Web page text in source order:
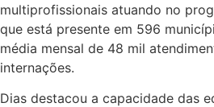
multiprofissionais atuando no
que está presente em 596
média mensal de 48 mil
internações.
Dias destacou a capacidade das